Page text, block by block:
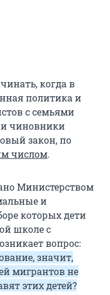
когда в
политика и
с семьями
чиновники
закон, по
числом.
Министерством
и
которых дети
школе с
вопрос:
значит,
мигрантов не
этих детей?